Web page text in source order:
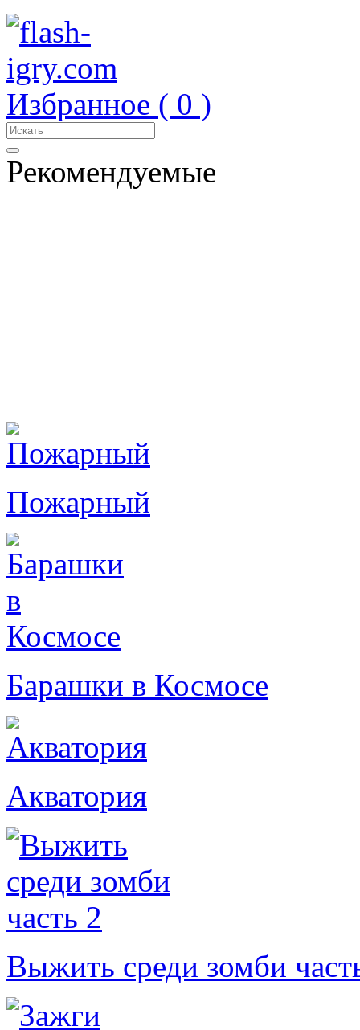
Избранное ( 0 )
Рекомендуемые
Пожарный
Барашки в Космосе
Акватория
Выжить среди зомби